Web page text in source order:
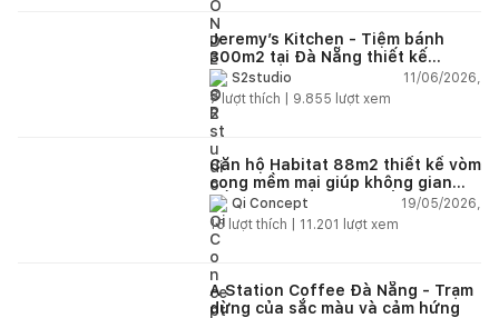
Jeremy’s Kitchen - Tiệm bánh
300m2 tại Đà Nẵng thiết kế
phong cách công nghiệp hiện đại
ngập tràn ánh sáng tự nhiên
S2studio
11/06/2026,
7lượt thích | 9.855 lượt xem
Căn hộ Habitat 88m2 thiết kế vòm
cong mềm mại giúp không gian
sống hiện đại trở nên ấm áp hơn
Qi Concept
19/05/2026,
15 lượt thích | 11.201 lượt xem
A Station Coffee Đà Nẵng - Trạm
dừng của sắc màu và cảm hứng